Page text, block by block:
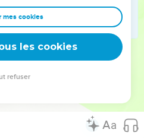
déclarera les circoncis justes
aussi les incirconcis
l’intermédiaire de la foi,
mes cookies
les cookies
refuser